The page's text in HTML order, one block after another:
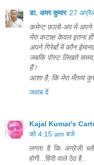
डा. अमर कुमार 27
कमेन्ट फ़ालो-अप में अपने
मेरा कटाक्ष केवल इतना
अपने गिरेबाँ में कौन
जबकि पोस्ट लिखते
हैं !
आशा है, कि मेरा मँतव्य
जवाब दें
Kajal Kumar's
को 4:15 am बजे
लगता है कि अंग्रेजी
होगी...हिंदी वाले ठेठ हैं..